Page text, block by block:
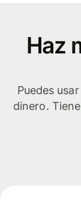
Haz
Puedes
dinero.